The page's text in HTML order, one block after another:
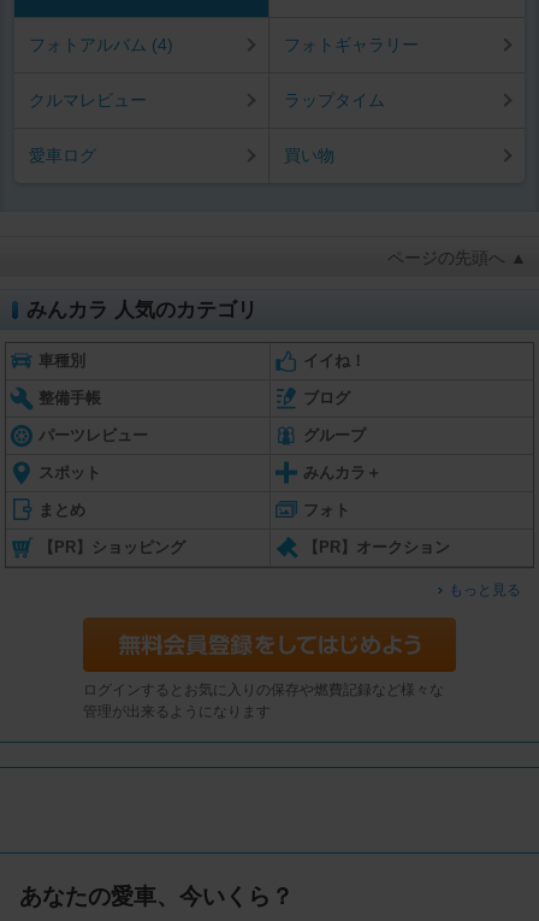
フォトアルバム (4) フォトギャラリー
クルマレビュー ラップタイム
愛車ログ 買い物
ページの先頭へ ▲
みんカラ 人気のカテゴリ
車種別 イイね！
整備手帳 ブログ
パーツレビュー グループ
スポット みんカラ＋
まとめ フォト
【PR】ショッピング 【PR】オークション
もっと見る
ログインするとお気に入りの保存や燃費記録など様々な
管理が出来るようになります
あなたの愛車、今いくら？